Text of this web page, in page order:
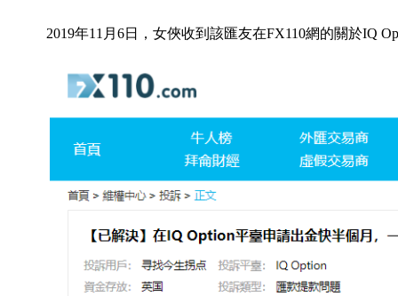
2019年11月6日，女俠收到該匯友在FX110網的關於IQ